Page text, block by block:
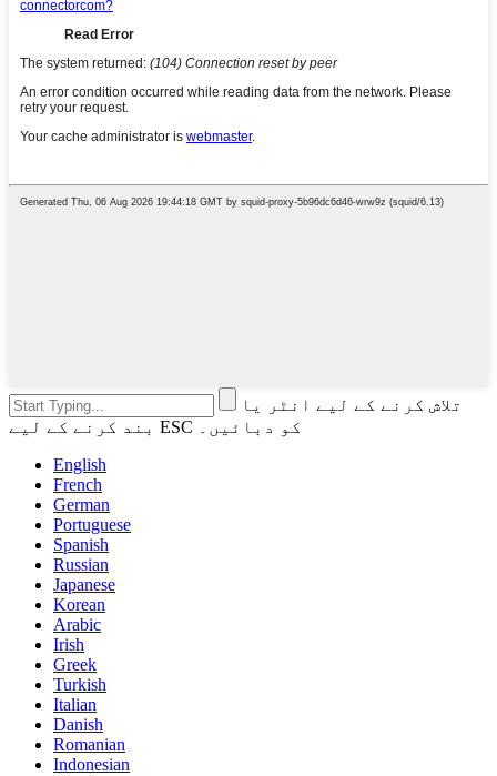
تلاش کرنے کے لیے انٹر یا
بند کرنے کے لیے ESC کو دبائیں۔
English
French
German
Portuguese
Spanish
Russian
Japanese
Korean
Arabic
Irish
Greek
Turkish
Italian
Danish
Romanian
Indonesian